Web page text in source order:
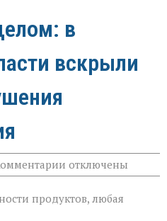
в
вскрыли
к
записи
под
отключены
продуктов, любая